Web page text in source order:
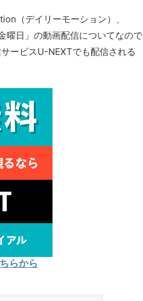
（デイリーモーション）、
日」の動画配信についてなので
ービスU-NEXTでも配信される
らから